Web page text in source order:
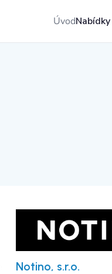
Úvod
Notino, s.r.o.